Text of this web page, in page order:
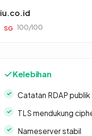
iu.co.id
SG 100/100
Kelebihan
Catatan RDAP
TLS mendukung
Nameserver stabil